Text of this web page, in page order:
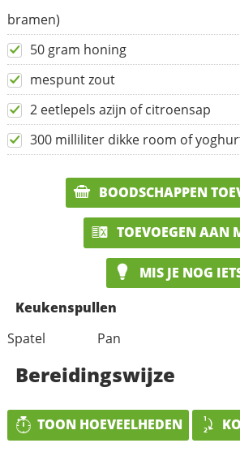
bramen)
50 gram honing
mespunt zout
2 eetlepels azijn of citroensap
300 milliliter dikke room of
BOODSCHAPPEN
TOEVOEGEN AAN
MIS JE NOG
Keukenspullen
Spatel
Pan
Bereidingswijze
TOON HOEVEELHEDEN